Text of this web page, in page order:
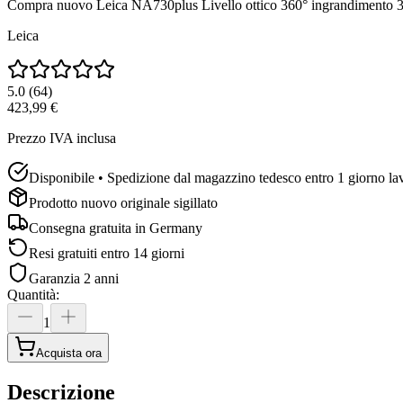
Compra nuovo Leica NA730plus Livello ottico 360° ingrandimento
Leica
5.0 (64)
423,99 €
Prezzo IVA inclusa
Disponibile • Spedizione dal magazzino tedesco entro 1 giorno
Prodotto nuovo originale sigillato
Consegna gratuita in Germany
Resi gratuiti entro 14 giorni
Garanzia 2 anni
Quantità:
1
Acquista ora
Descrizione